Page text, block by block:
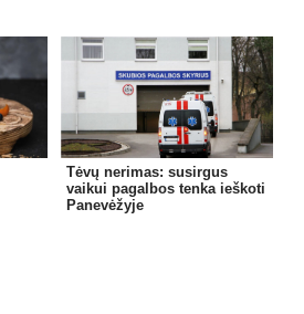
Tėvų nerimas: susirgus
vaikui pagalbos tenka ieškoti
Panevėžyje